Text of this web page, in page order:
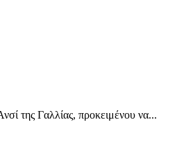
της Γαλλίας, προκειμένου να...